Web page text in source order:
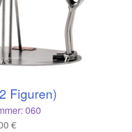
Figuren)
060
€